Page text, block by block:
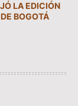
LA EDICIÓN
BOGOTÁ